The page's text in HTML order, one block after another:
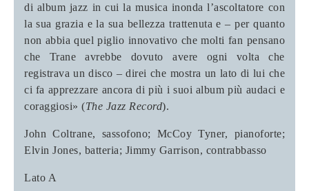
di album jazz in cui la musica inonda l’ascoltatore con
la sua grazia e la sua bellezza trattenuta e – per quanto
non abbia quel piglio innovativo che molti fan pensano
che Trane avrebbe dovuto avere ogni volta che
registrava un disco – direi che mostra un lato di lui che
ci fa apprezzare ancora di più i suoi album più audaci e
coraggiosi» (The Jazz Record).
John Coltrane, sassofono; McCoy Tyner, pianoforte;
Elvin Jones, batteria; Jimmy Garrison, contrabbasso
Lato A